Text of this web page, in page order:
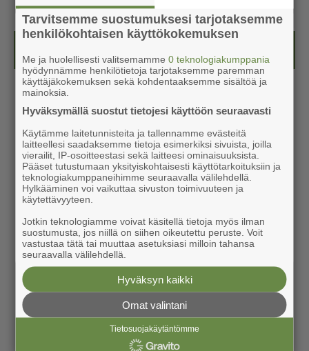
Tarvitsemme suostumuksesi tarjotaksemme
henkilökohtaisen käyttökokemuksen
Me ja huolellisesti valitsemamme0 teknologiakumppania
hyödynnämme henkilötietoja tarjotaksemme paremman
käyttäjäkokemuksen sekä kohdentaaksemme sisältöä ja
mainoksia.
Hyväksymällä suostut tietojesi käyttöön seuraavasti
Käytämme laitetunnisteita ja tallennamme evästeitä
laitteellesi saadaksemme tietoja esimerkiksi sivuista, joilla
vierailit, IP-osoitteestasi sekä laitteesi ominaisuuksista.
Pääset tutustumaan yksityiskohtaisesti käyttötarkoituksiin ja
teknologiakumppaneihimme seuraavalla välilehdellä.
Hylkääminen voi vaikuttaa sivuston toimivuuteen ja
käytettävyyteen.
Jotkin teknologiamme voivat käsitellä tietoja myös ilman
suostumusta, jos niillä on siihen oikeutettu peruste. Voit
vastustaa tätä tai muuttaa asetuksiasi milloin tahansa
seuraavalla välilehdellä.
Hyväksyn kaikki
Omat valintani
Tietosuojakäytäntömme